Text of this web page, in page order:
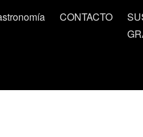
CONTACTO